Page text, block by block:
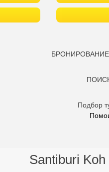
БРОНИРОВАНИЕ
Подбор
Santiburi